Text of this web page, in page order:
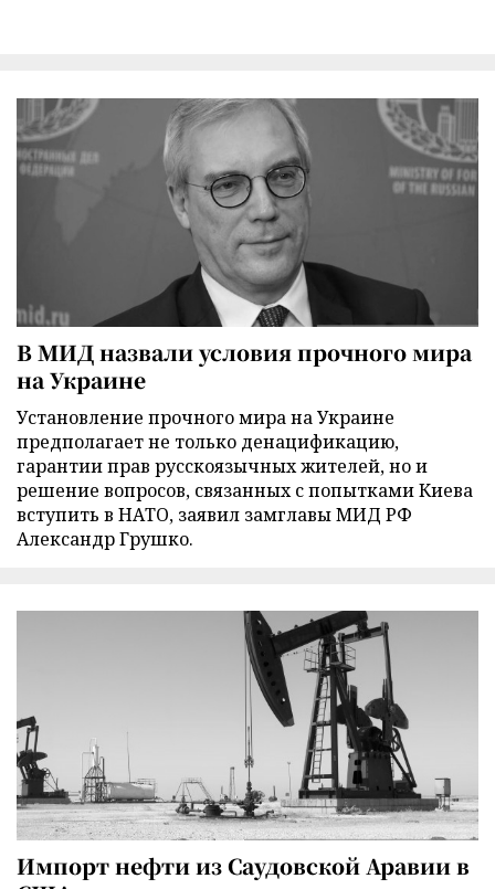
В МИД назвали условия прочного мира
на Украине
Установление прочного мира на Украине
предполагает не только денацификацию,
гарантии прав русскоязычных жителей, но и
решение вопросов, связанных с попытками Киева
вступить в НАТО, заявил замглавы МИД РФ
Александр Грушко.
Импорт нефти из Саудовской Аравии в